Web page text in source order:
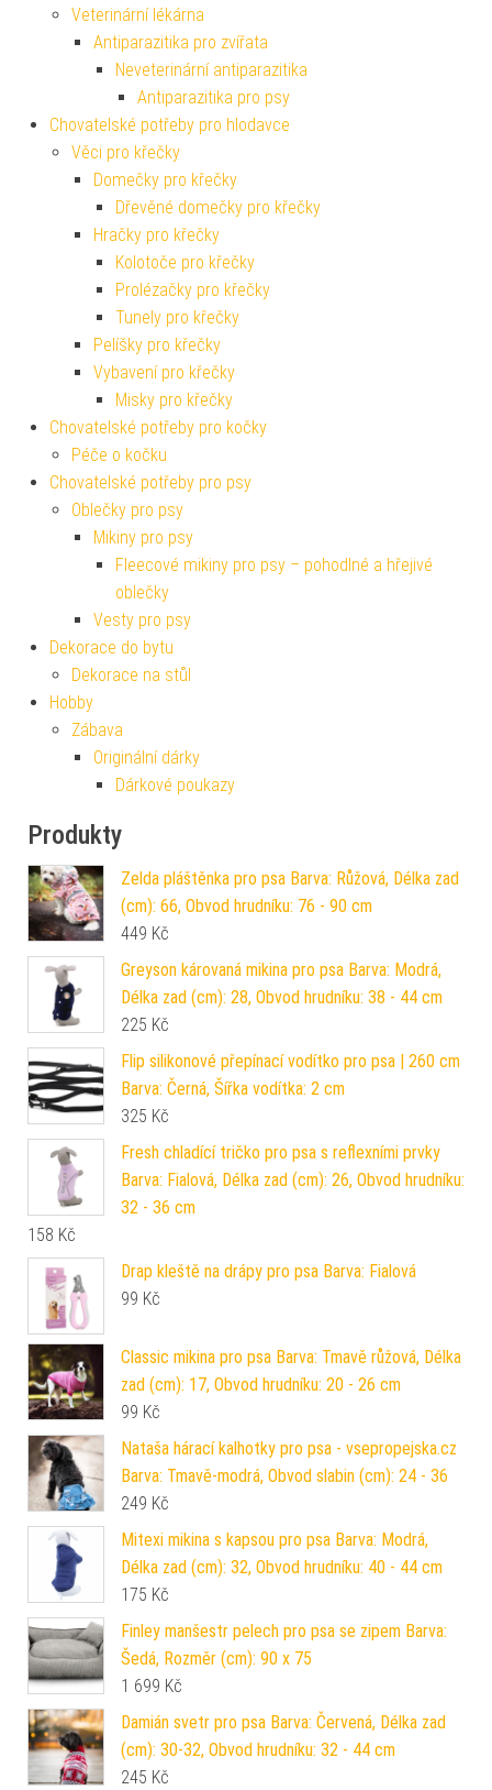
Veterinární lékárna
Antiparazitika pro zvířata
Neveterinární antiparazitika
Antiparazitika pro psy
Chovatelské potřeby pro hlodavce
Věci pro křečky
Domečky pro křečky
Dřevěné domečky pro křečky
Hračky pro křečky
Kolotoče pro křečky
Prolézačky pro křečky
Tunely pro křečky
Pelíšky pro křečky
Vybavení pro křečky
Misky pro křečky
Chovatelské potřeby pro kočky
Péče o kočku
Chovatelské potřeby pro psy
Oblečky pro psy
Mikiny pro psy
Fleecové mikiny pro psy – pohodlné a hřejivé
oblečky
Vesty pro psy
Dekorace do bytu
Dekorace na stůl
Hobby
Zábava
Originální dárky
Dárkové poukazy
Produkty
Zelda pláštěnka pro psa Barva: Růžová, Délka zad
(cm): 66, Obvod hrudníku: 76 - 90 cm
449 Kč
Greyson károvaná mikina pro psa Barva: Modrá,
Délka zad (cm): 28, Obvod hrudníku: 38 - 44 cm
225 Kč
Flip silikonové přepínací vodítko pro psa | 260 cm
Barva: Černá, Šířka vodítka: 2 cm
325 Kč
Fresh chladící tričko pro psa s reflexními prvky
Barva: Fialová, Délka zad (cm): 26, Obvod hrudníku:
32 - 36 cm
158 Kč
Drap kleště na drápy pro psa Barva: Fialová
99 Kč
Classic mikina pro psa Barva: Tmavě růžová, Délka
zad (cm): 17, Obvod hrudníku: 20 - 26 cm
99 Kč
Nataša hárací kalhotky pro psa - vsepropejska.cz
Barva: Tmavě-modrá, Obvod slabin (cm): 24 - 36
249 Kč
Mitexi mikina s kapsou pro psa Barva: Modrá,
Délka zad (cm): 32, Obvod hrudníku: 40 - 44 cm
175 Kč
Finley manšestr pelech pro psa se zipem Barva:
Šedá, Rozměr (cm): 90 x 75
1 699 Kč
Damián svetr pro psa Barva: Červená, Délka zad
(cm): 30-32, Obvod hrudníku: 32 - 44 cm
245 Kč